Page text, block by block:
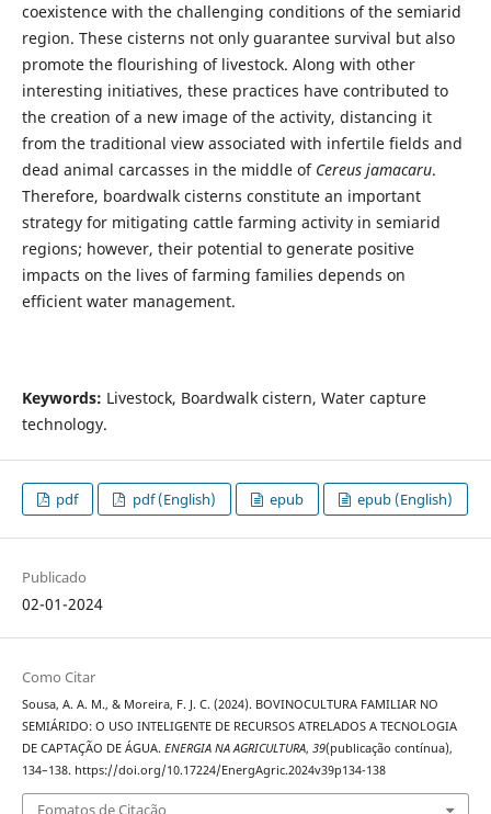
coexistence with the challenging conditions of the semiarid
region. These cisterns not only guarantee survival but also
promote the flourishing of livestock. Along with other
interesting initiatives, these practices have contributed to
the creation of a new image of the activity, distancing it
from the traditional view associated with infertile fields and
dead animal carcasses in the middle of Cereus jamacaru.
Therefore, boardwalk cisterns constitute an important
strategy for mitigating cattle farming activity in semiarid
regions; however, their potential to generate positive
impacts on the lives of farming families depends on
efficient water management.
Keywords: Livestock, Boardwalk cistern, Water capture
technology.
pdf pdf (English) epub epub (English)
Publicado
02-01-2024
Como Citar
Sousa, A. A. M., & Moreira, F. J. C. (2024). BOVINOCULTURA FAMILIAR NO
SEMIÁRIDO: O USO INTELIGENTE DE RECURSOS ATRELADOS A TECNOLOGIA
DE CAPTAÇÃO DE ÁGUA. ENERGIA NA AGRICULTURA, 39(publicação contínua),
134–138. https://doi.org/10.17224/EnergAgric.2024v39p134-138
Fomatos de Citação